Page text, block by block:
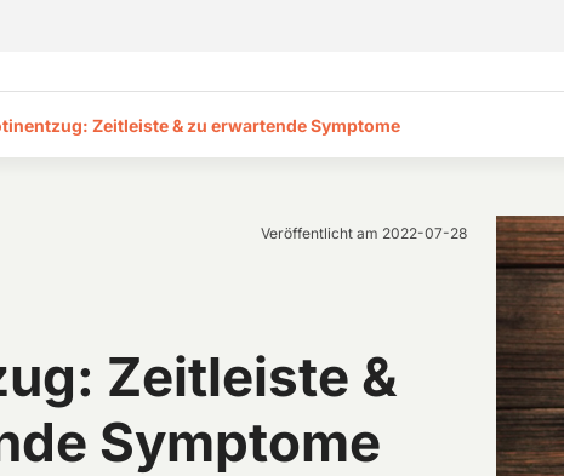
Zeitleiste & zu erwartende Symptome‎
Veröffentlicht am 2022-07-28
Zeitleiste &
Symptome